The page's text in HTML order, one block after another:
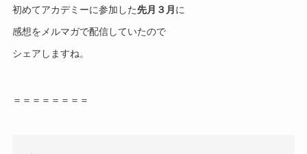
初めてアカデミーに参加した先月３月 に
感想をメルマガで配信していたので
シェアしますね。
＝＝＝＝＝＝＝＝